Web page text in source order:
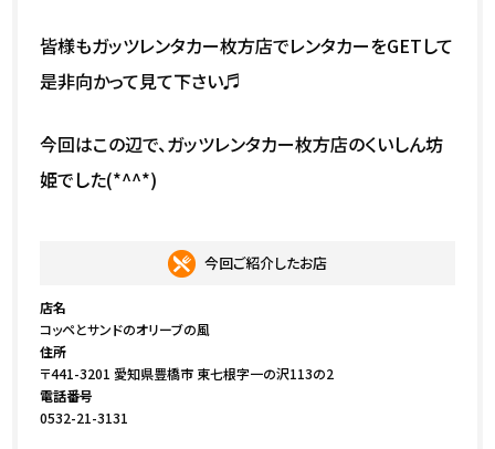
皆様もガッツレンタカー枚方店でレンタカーをGETして
是非向かって見て下さい♬
今回はこの辺で、ガッツレンタカー枚方店のくいしん坊
姫でした(*^^*)
今回ご紹介したお店
店名
コッペとサンドのオリーブの風
住所
〒441-3201 愛知県豊橋市 東七根字一の沢113の2
電話番号
0532-21-3131